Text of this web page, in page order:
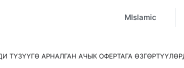
MIslamic
АРНАЛГАН АЧЫК ОФЕРТАГА